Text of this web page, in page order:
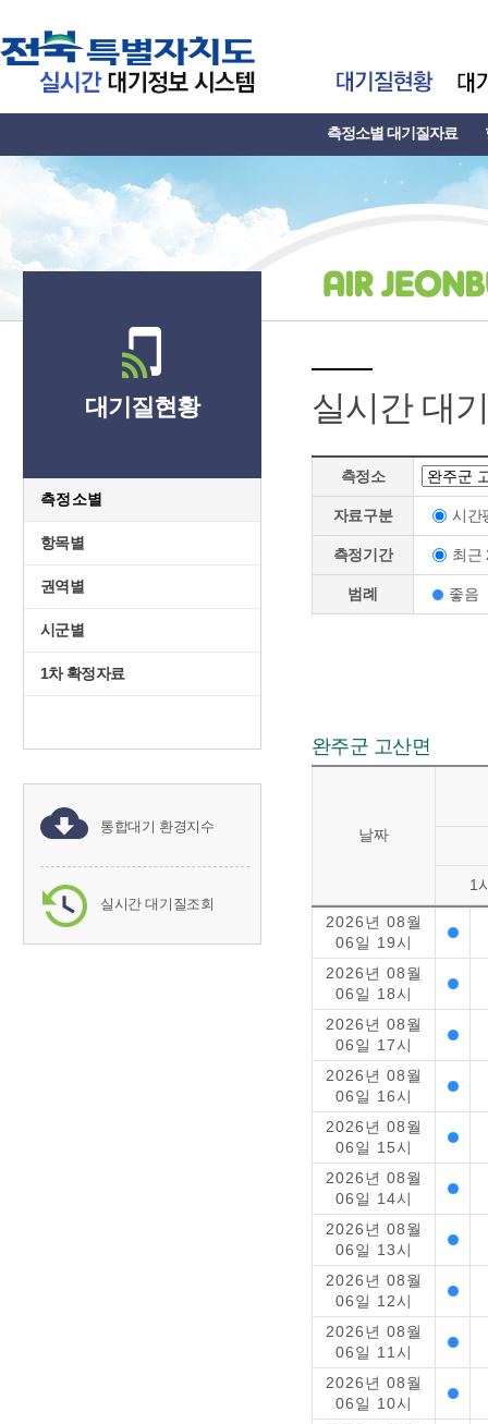
측정소별 대기질자료
대기질현황
측정소별
항목별
권역별
시군별
1차 확정자료
통합대기 환경지수
실시간 대기질조회
실시간 대
측정소
자료구분 시간
측정기간 최근
범례 좋음
완주군 고산면
날짜
1
2026년 08월
06일 19시
2026년 08월
06일 18시
2026년 08월
06일 17시
2026년 08월
06일 16시
2026년 08월
06일 15시
2026년 08월
06일 14시
2026년 08월
06일 13시
2026년 08월
06일 12시
2026년 08월
06일 11시
2026년 08월
06일 10시